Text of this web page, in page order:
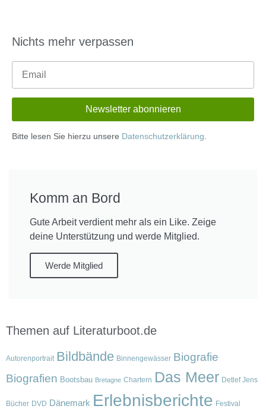
Nichts mehr verpassen
Bitte lesen Sie hierzu unsere Datenschutzerklärung.
Komm an Bord
Gute Arbeit verdient mehr als ein Like. Zeige
deine Unterstützung und werde Mitglied.
Werde Mitglied
Themen auf Literaturboot.de
Autorenportrait Bildbände Binnengewässer Biografie
Biografien Bootsbau Bretagne Chartern Das Meer Detlef Jens
Bücher DVD Dänemark Erlebnisberichte Festival